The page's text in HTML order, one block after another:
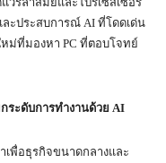
ะประสบการณ์ AI ที่โดดเด่น
ม่ที่มองหา PC ที่ตอบโจทย์
ระดับการทำงานด้วย AI
เพื่อธุรกิจขนาดกลางและ